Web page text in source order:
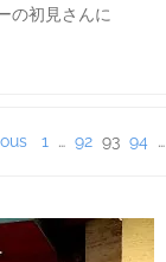
の初見さんに
1 … 92 93 94 …